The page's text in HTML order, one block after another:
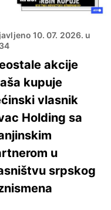
10. 07. 2026. u
akcije
kupuje
vlasnik
Holding sa
u
srpskog